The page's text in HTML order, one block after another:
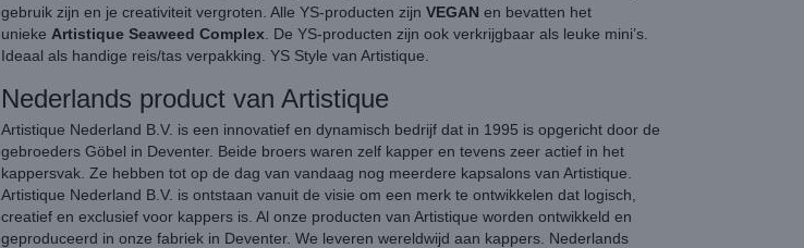
gebruik zijn en je creativiteit vergroten. Alle YS-producten zijn VEGAN en bevatten het
unieke Artistique Seaweed Complex . De YS-producten zijn ook verkrijgbaar als leuke mini’s.
Ideaal als handige reis/tas verpakking. YS Style van Artistique.
Nederlands product van Artistique
Artistique Nederland B.V. is een innovatief en dynamisch bedrijf dat in 1995 is opgericht door de
gebroeders Göbel in Deventer. Beide broers waren zelf kapper en tevens zeer actief in het
kappersvak. Ze hebben tot op de dag van vandaag nog meerdere kapsalons van Artistique.
Artistique Nederland B.V. is ontstaan vanuit de visie om een merk te ontwikkelen dat logisch,
creatief en exclusief voor kappers is. Al onze producten van Artistique worden ontwikkeld en
geproduceerd in onze fabriek in Deventer. We leveren wereldwijd aan kappers. Nederlands